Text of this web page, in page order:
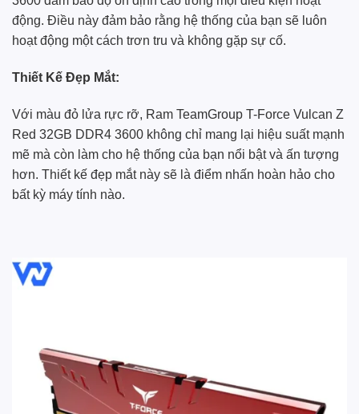
động. Điều này đảm bảo rằng hệ thống của bạn sẽ luôn
hoạt động một cách trơn tru và không gặp sự cố.
Thiết Kế Đẹp Mắt:
Với màu đỏ lửa rực rỡ, Ram TeamGroup T-Force Vulcan Z
Red 32GB DDR4 3600 không chỉ mang lại hiệu suất mạnh
mẽ mà còn làm cho hệ thống của bạn nổi bật và ấn tượng
hơn. Thiết kế đẹp mắt này sẽ là điểm nhấn hoàn hảo cho
bất kỳ máy tính nào.